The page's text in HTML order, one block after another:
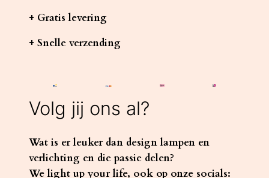
+ Gratis levering
+ Snelle verzending
Volg jij ons al?
Wat is er leuker dan design lampen en
verlichting en die passie delen?
We light up your life, ook op onze socials: